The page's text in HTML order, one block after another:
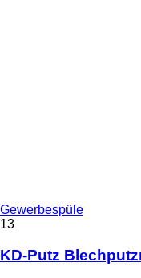
Gewerbespüle
13
KD-Putz